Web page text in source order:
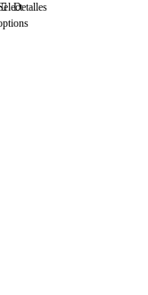
Detalles